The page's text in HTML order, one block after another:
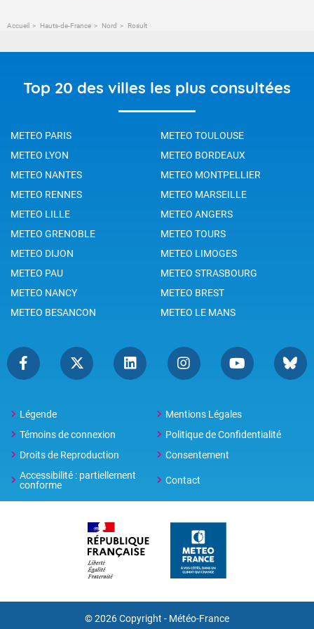
Accueil Hauts-de-France Nord Rosult
Top 20 des villes les plus consultées
METEO PARIS
METEO TOULOUSE
METEO LYON
METEO BORDEAUX
METEO NANTES
METEO MONTPELLIER
METEO RENNES
METEO MARSEILLE
METEO LILLE
METEO ANGERS
METEO GRENOBLE
METEO TOURS
METEO DIJON
METEO LIMOGES
METEO PAU
METEO STRASBOURG
METEO NANCY
METEO BREST
METEO BESANCON
METEO LE MANS
Légende
Mentions Légales
Témoins de connexion
Politique de Confidentialité
Droits de Reproduction
Consentement
Accessibilité : partiellement
conforme
Contact
© 2026 Copyright - Météo-France